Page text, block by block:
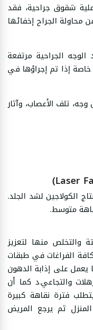
شقوق جراحية، فقد
محاولة الجراح إخفائها
الجراحية مرتفعة
خاصة إذا تم إجراؤها في
تلف الأعصاب، وآثار
الكولاجين لشد الجلد.
متوسط.
والتخلص منها لتعزيز
الفراغات في طبقات
يعمل على إذابة الدهون
والتجاعي.د كما أن
فترة نقاهة كبيرة
ثم يرجع المريض